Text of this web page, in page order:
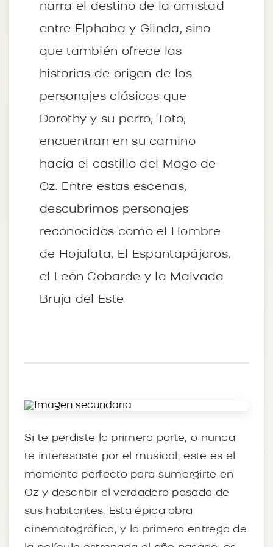
narra el destino de la amistad
entre Elphaba y Glinda, sino
que también ofrece las
historias de origen de los
personajes clásicos que
Dorothy y su perro, Toto,
encuentran en su camino
hacia el castillo del Mago de
Oz. Entre estas escenas,
descubrimos personajes
reconocidos como el Hombre
de Hojalata, El Espantapájaros,
el León Cobarde y la Malvada
Bruja del Este
Si te perdiste la primera parte, o nunca
te interesaste por el musical, este es el
momento perfecto para sumergirte en
Oz y describir el verdadero pasado de
sus habitantes. Esta épica obra
cinematográfica, y la primera entrega de